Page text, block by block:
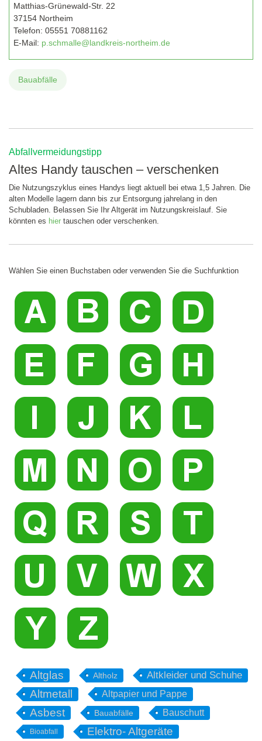
Matthias-Grünewald-Str. 22
37154 Northeim
Telefon: 05551 70881162
E-Mail: p.schmalle@landkreis-northeim.de
Bauabfälle
Abfallvermeidungstipp
Altes Handy tauschen – verschenken
Die Nutzungszyklus eines Handys liegt aktuell bei etwa 1,5 Jahren. Die
alten Modelle lagern dann bis zur Entsorgung jahrelang in den
Schubladen. Belassen Sie Ihr Altgerät im Nutzungskreislauf. Sie
könnten es hier tauschen oder verschenken.
Wählen Sie einen Buchstaben oder verwenden Sie die Suchfunktion
Altglas Altholz Altkleider und Schuhe
Altmetall Altpapier und Pappe
Asbest Bauabfälle Bauschutt
Bioabfall Elektro- Altgeräte